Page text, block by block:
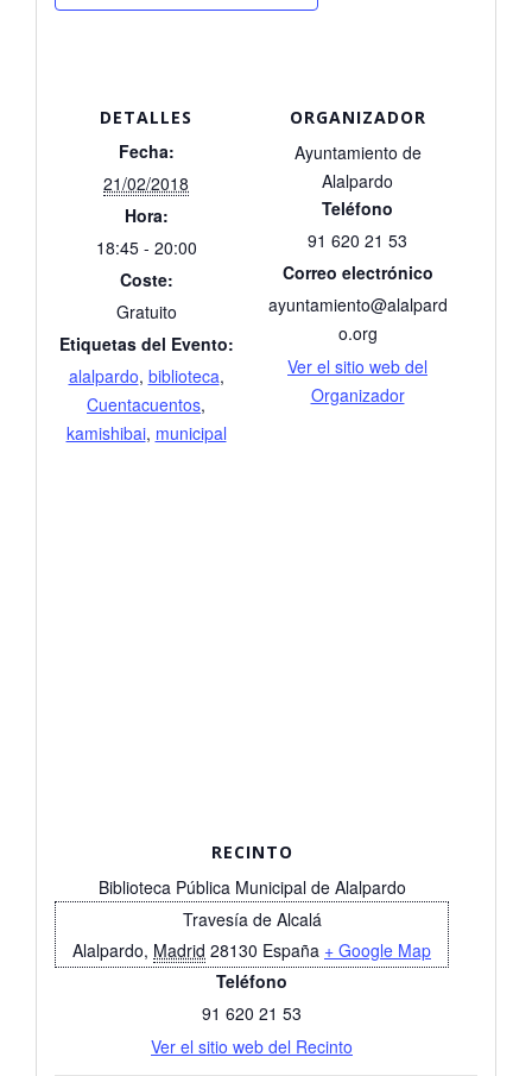
DETALLES
Fecha:
21/02/2018
Hora:
18:45 - 20:00
Coste:
Gratuito
Etiquetas del Evento:
alalpardo, biblioteca,
Cuentacuentos,
kamishibai, municipal
ORGANIZADOR
Ayuntamiento de
Alalpardo
Teléfono
91 620 21 53
Correo electrónico
ayuntamiento@alalpard
o.org
Ver el sitio web del
Organizador
RECINTO
Biblioteca Pública Municipal de Alalpardo
Travesía de Alcalá
Alalpardo, Madrid 28130 España + Google Map
Teléfono
91 620 21 53
Ver el sitio web del Recinto